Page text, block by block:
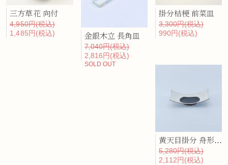
三方草花 向付
4,950円(税込)
1,485円(税込)
金銀木立 長角皿
7,040円(税込)
2,816円(税込)
SOLD OUT
掛分桔梗 前菜皿
3,300円(税込)
990円(税込)
黄天目掛分 舟形向付
5,280円(税込)
2,112円(税込)